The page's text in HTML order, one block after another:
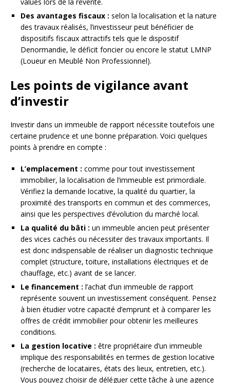
Des avantages fiscaux : selon la localisation et la nature
des travaux réalisés, l’investisseur peut bénéficier de
dispositifs fiscaux attractifs tels que le dispositif
Denormandie, le déficit foncier ou encore le statut LMNP
(Loueur en Meublé Non Professionnel).
Les points de vigilance avant
d’investir
Investir dans un immeuble de rapport nécessite toutefois une
certaine prudence et une bonne préparation. Voici quelques
points à prendre en compte :
L’emplacement : comme pour tout investissement
immobilier, la localisation de l’immeuble est primordiale.
Vérifiez la demande locative, la qualité du quartier, la
proximité des transports en commun et des commerces,
ainsi que les perspectives d’évolution du marché local.
La qualité du bâti : un immeuble ancien peut présenter
des vices cachés ou nécessiter des travaux importants. Il
est donc indispensable de réaliser un diagnostic technique
complet (structure, toiture, installations électriques et de
chauffage, etc.) avant de se lancer.
Le financement : l’achat d’un immeuble de rapport
représente souvent un investissement conséquent. Pensez
à bien étudier votre capacité d’emprunt et à comparer les
offres de crédit immobilier pour obtenir les meilleures
conditions.
La gestion locative : être propriétaire d’un immeuble
implique des responsabilités en termes de gestion locative
(recherche de locataires, états des lieux, entretien, etc.).
Vous pouvez choisir de déléguer cette tâche à une agence